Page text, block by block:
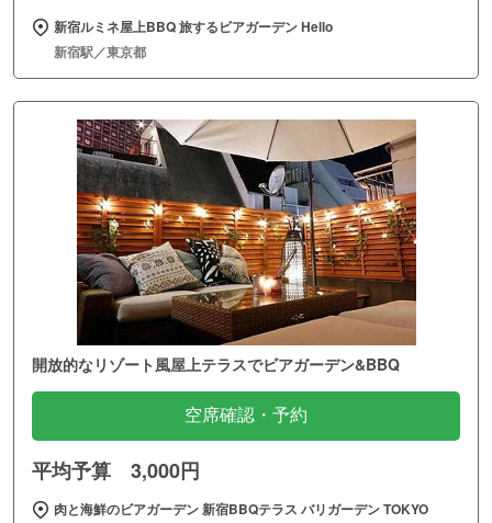
新宿ルミネ屋上BBQ 旅するビアガーデン Hello
新宿駅／東京都
開放的なリゾート風屋上テラスでビアガーデン&BBQ
空席確認・予約
平均予算 3,000円
肉と海鮮のビアガーデン 新宿BBQテラス バリガーデン TOKYO